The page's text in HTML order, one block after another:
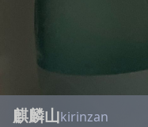
麒麟山kirinzan